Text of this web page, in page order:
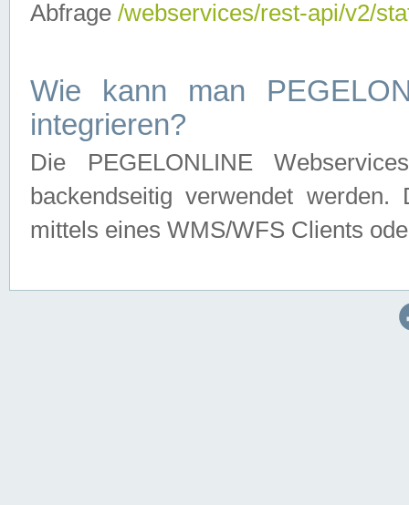
Abfrage /webservices/rest-api/v2/
Wie kann man
integrieren?
Die PEGELONLINE
backendseitig verwendet
mittels eines WMS/WFS Clients